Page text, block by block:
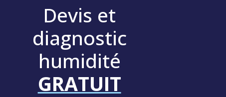
Devis et
diagnostic
humidité
GRATUIT